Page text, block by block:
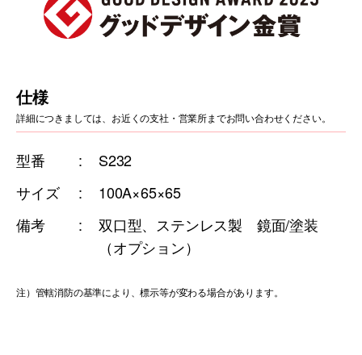
仕様
詳細につきましては、お近くの支社・営業所までお問い合わせください。
型番
S232
サイズ
100A×65×65
備考
双口型、ステンレス製 鏡面/塗装
（オプション）
注）管轄消防の基準により、標示等が変わる場合があります。